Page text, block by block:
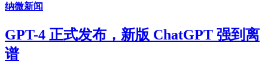
纳微新闻
GPT-4 正式发布，新版 ChatGPT 强到离
谱